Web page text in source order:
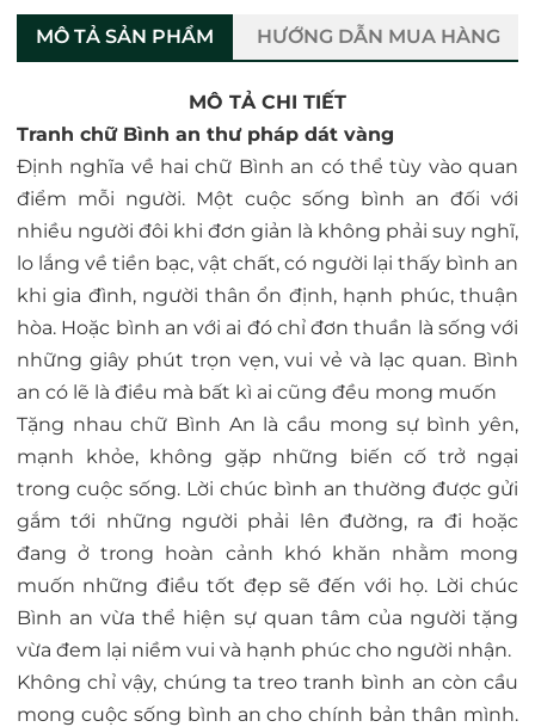
MÔ TẢ SẢN PHẨM HƯỚNG DẪN MUA HÀNG
MÔ TẢ CHI TIẾT
Tranh chữ Bình an thư pháp dát vàng
Định nghĩa về hai chữ Bình an có thể tùy vào quan
điểm mỗi người. Một cuộc sống bình an đối với
nhiều người đôi khi đơn giản là không phải suy nghĩ,
lo lắng về tiền bạc, vật chất, có người lại thấy bình an
khi gia đình, người thân ổn định, hạnh phúc, thuận
hòa. Hoặc bình an với ai đó chỉ đơn thuần là sống với
những giây phút trọn vẹn, vui vẻ và lạc quan. Bình
an có lẽ là điều mà bất kì ai cũng đều mong muốn
Tặng nhau chữ Bình An là cầu mong sự bình yên,
mạnh khỏe, không gặp những biến cố trở ngại
trong cuộc sống. Lời chúc bình an thường được gửi
gắm tới những người phải lên đường, ra đi hoặc
đang ở trong hoàn cảnh khó khăn nhằm mong
muốn những điều tốt đẹp sẽ đến với họ. Lời chúc
Bình an vừa thể hiện sự quan tâm của người tặng
vừa đem lại niềm vui và hạnh phúc cho người nhận.
Không chỉ vậy, chúng ta treo tranh bình an còn cầu
mong cuộc sống bình an cho chính bản thân mình.